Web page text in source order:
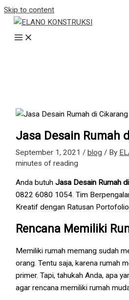
Skip to content
Jasa Desain Rumah
September 1, 2021 / blog / By
minutes of reading
Anda butuh Jasa Desain Rumah
0822 6080 1054. Tim
Kreatif dengan Ratusan
Rencana Memiliki
Memiliki rumah memang sudah
orang. Tentu saja, karena rumah
primer. Tapi, tahukah Anda, apa
agar rencana memiliki rumah